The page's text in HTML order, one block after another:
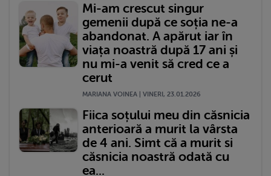
Mi-am crescut singur
gemenii după ce soția ne-a
abandonat. A apărut iar în
viața noastră după 17 ani și
nu mi-a venit să cred ce a
cerut
MARIANA VOINEA | VINERI, 23.01.2026
Fiica soțului meu din căsnicia
anterioară a murit la vârsta
de 4 ani. Simt că a murit si
căsnicia noastră odată cu
ea...